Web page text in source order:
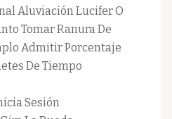
Aluviación Lucifer O
Tomar Ranura De
Admitir Porcentaje
De Tiempo
Sesión